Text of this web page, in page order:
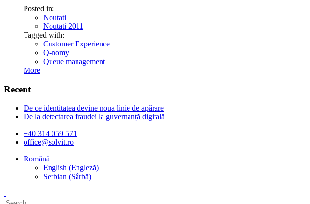
Posted in:
Noutati
Noutati 2011
Tagged with:
Customer Experience
Q-nomy
Queue management
More
Recent
De ce identitatea devine noua linie de apărare
De la detectarea fraudei la guvernanță digitală
+40 314 059 571
office@solvit.ro
Română
English (Engleză)
Serbian (Sârbă)